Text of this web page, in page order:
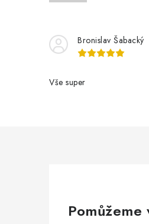
Bronislav Šabacký
Vše super